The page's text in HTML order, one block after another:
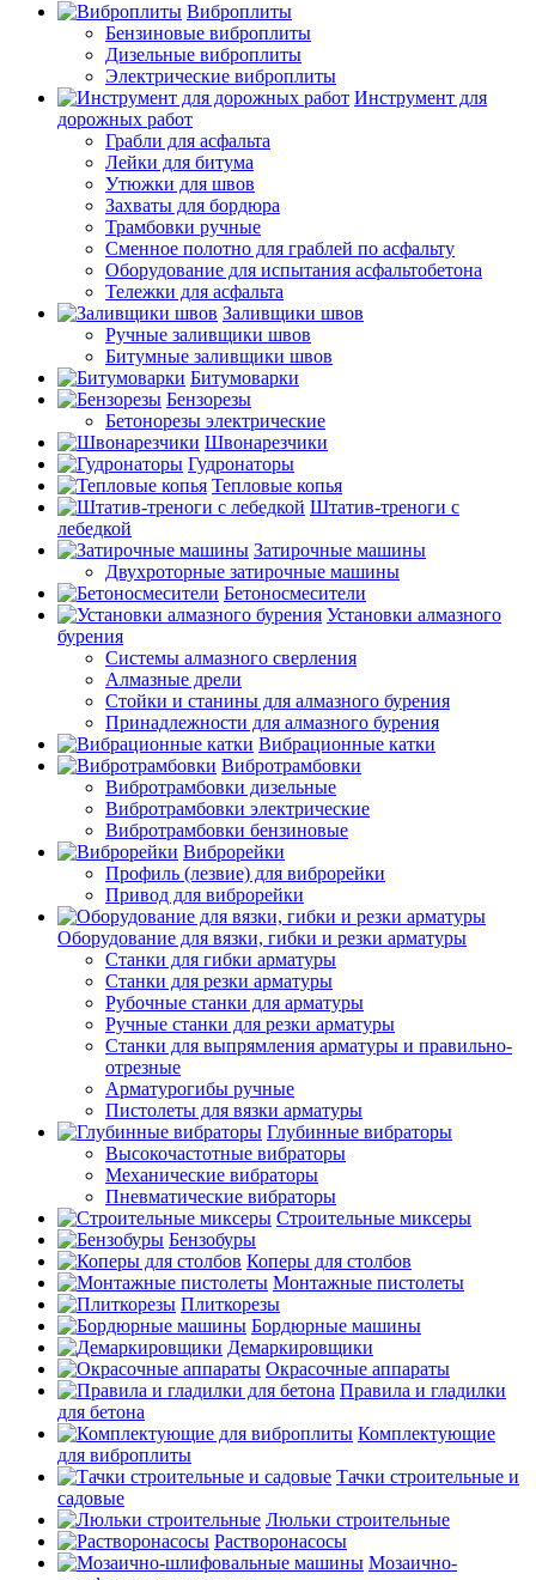
Виброплиты
Бензиновые виброплиты
Дизельные виброплиты
Электрические виброплиты
Инструмент для
дорожных работ
Грабли для асфальта
Лейки для битума
Утюжки для швов
Захваты для бордюра
Трамбовки ручные
Сменное полотно для граблей по асфальту
Оборудование для испытания асфальтобетона
Тележки для асфальта
Заливщики швов
Ручные заливщики швов
Битумные заливщики швов
Битумоварки
Бензорезы
Бетонорезы электрические
Швонарезчики
Гудронаторы
Тепловые копья
Штатив-треноги с
лебедкой
Затирочные машины
Двухроторные затирочные машины
Бетоносмесители
Установки алмазного
бурения
Системы алмазного сверления
Алмазные дрели
Стойки и станины для алмазного бурения
Принадлежности для алмазного бурения
Вибрационные катки
Вибротрамбовки
Вибротрамбовки дизельные
Вибротрамбовки электрические
Вибротрамбовки бензиновые
Виброрейки
Профиль (лезвие) для виброрейки
Привод для виброрейки
Оборудование для вязки, гибки и резки арматуры
Станки для гибки арматуры
Станки для резки арматуры
Рубочные станки для арматуры
Ручные станки для резки арматуры
Станки для выпрямления арматуры и правильно-
отрезные
Арматурогибы ручные
Пистолеты для вязки арматуры
Глубинные вибраторы
Высокочастотные вибраторы
Механические вибраторы
Пневматические вибраторы
Строительные миксеры
Бензобуры
Коперы для столбов
Монтажные пистолеты
Плиткорезы
Бордюрные машины
Демаркировщики
Окрасочные аппараты
Правила и гладилки
для бетона
Комплектующие
для виброплиты
Тачки строительные и
садовые
Люльки строительные
Растворонасосы
Мозаично-